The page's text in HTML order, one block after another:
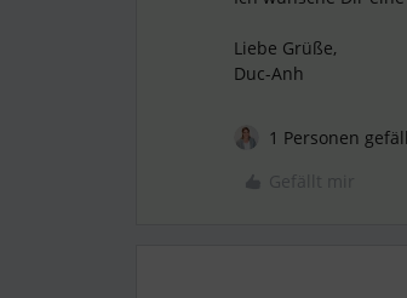
Liebe Grüße,
Duc-Anh
1 Personen